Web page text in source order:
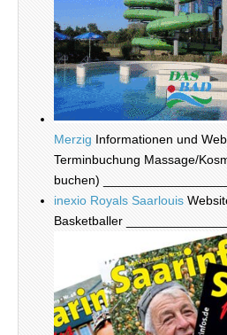
Merzig Informationen und
Terminbuchung Massage/
buchen)
inexio Royals Saarlouis
Basketballer